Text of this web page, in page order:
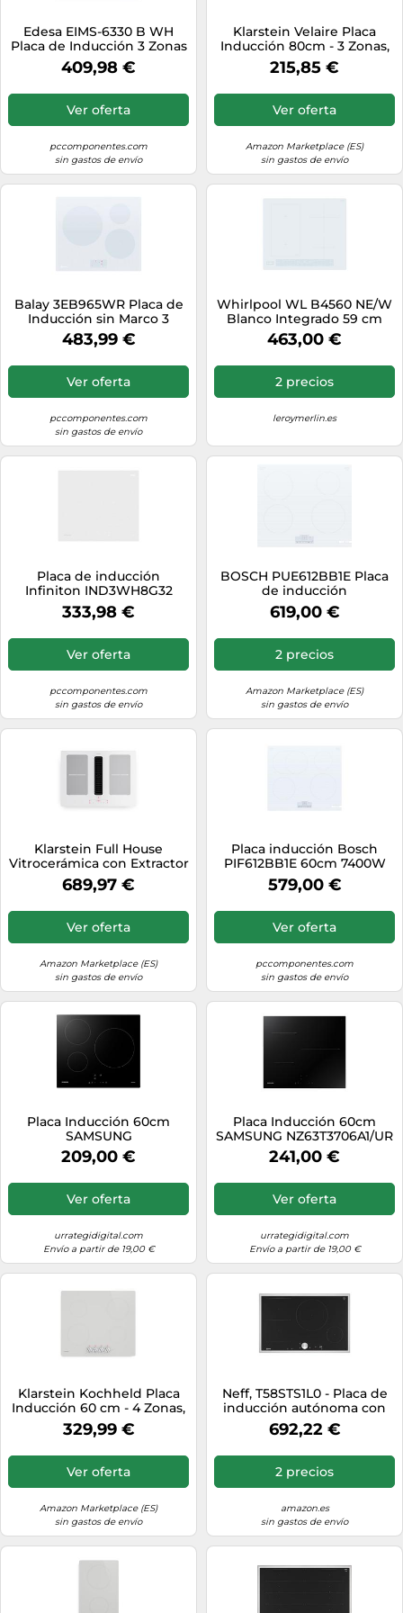
Edesa EIMS-6330 B WH
Placa de Inducción 3 Zonas
59cm Blanca
409,98 €
Ver oferta
pccomponentes.com
sin gastos de envío
Klarstein Velaire Placa
Inducción 80cm - 3 Zonas,
5500W Boost, Control Táctil
Deslizante, Temporizador,
Calor Residual, Cocina
Inducción
215,85 €
Ver oferta
Amazon Marketplace (ES)
sin gastos de envío
Balay 3EB965WR Placa de
Inducción sin Marco 3
Zonas 60cm Blanca
483,99 €
Ver oferta
pccomponentes.com
sin gastos de envío
Whirlpool WL B4560 NE/W
Blanco Integrado 59 cm
Con placa de inducción 4
zona(s)
463,00 €
2 precios
leroymerlin.es
Placa de inducción
Infiniton IND3WH8G32
Blanco 3 zonas Boost
7400W 60cm Eurokera
333,98 €
Ver oferta
pccomponentes.com
sin gastos de envío
BOSCH PUE612BB1E Placa
de inducción
619,00 €
2 precios
Amazon Marketplace (ES)
sin gastos de envío
Klarstein Full House
Vitrocerámica con Extractor
- 70cm, 4 Zonas Inducción,
7335W Boost, Zonas Flex,
Temporizador, Bloqueo
Infantil, Campana
689,97 €
Ver oferta
Amazon Marketplace (ES)
sin gastos de envío
Placa inducción Bosch
PIF612BB1E 60cm 7400W
Blanco, 4 zonas, Control
táctil, PowerBoost
579,00 €
Ver oferta
pccomponentes.com
sin gastos de envío
Placa Inducción 60cm
SAMSUNG
NZ63M3NM1BB/UR con 3
zonas de cocción
209,00 €
Ver oferta
urrategidigital.com
Envío a partir de 19,00 €
Placa Inducción 60cm
SAMSUNG NZ63T3706A1/UR
con 3 zonas de cocción
241,00 €
Ver oferta
urrategidigital.com
Envío a partir de 19,00 €
Klarstein Kochheld Placa
Inducción 60 cm - 4 Zonas,
7000W Boost, Mando
Giratorio, Indicador Calor
Sobrecalentamiento,
Vitrocerámica Fácil
Induccion
329,99 €
Ver oferta
Amazon Marketplace (ES)
sin gastos de envío
Neff, T58STS1L0 - Placa de
inducción autónoma con
control Twist Pad N90,
ancho 80 cm, color negro,
692,22 €
2 precios
amazon.es
sin gastos de envío